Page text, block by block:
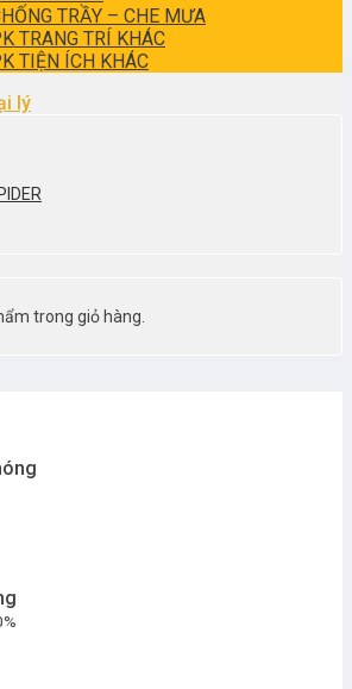
TRẦY – CHE MƯA
TRANG TRÍ KHÁC
TIỆN ÍCH KHÁC
lý
trong giỏ hàng.